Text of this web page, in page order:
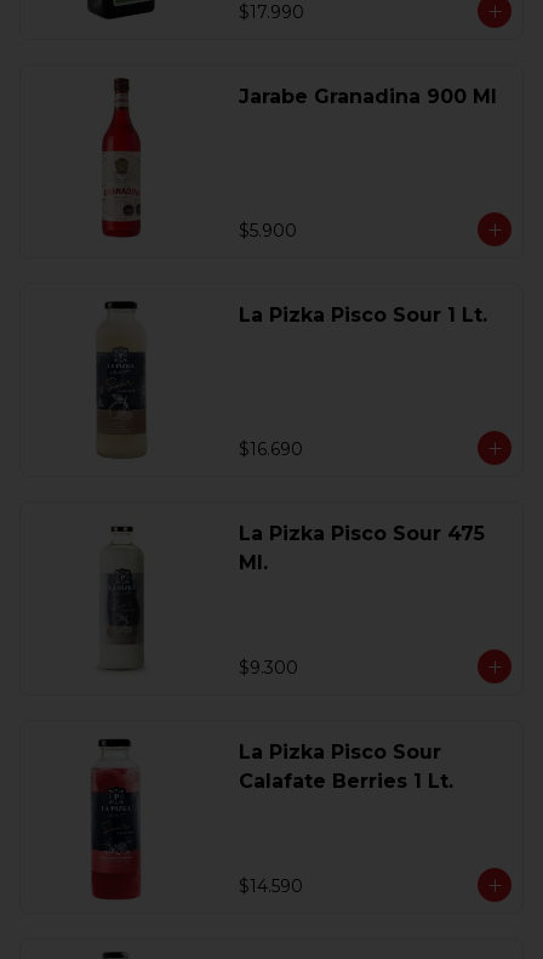
$17.990
Jarabe Granadina 900 Ml
$5.900
La Pizka Pisco Sour 1 Lt.
$16.690
La Pizka Pisco Sour 475
Ml.
$9.300
La Pizka Pisco Sour
Calafate Berries 1 Lt.
$14.590